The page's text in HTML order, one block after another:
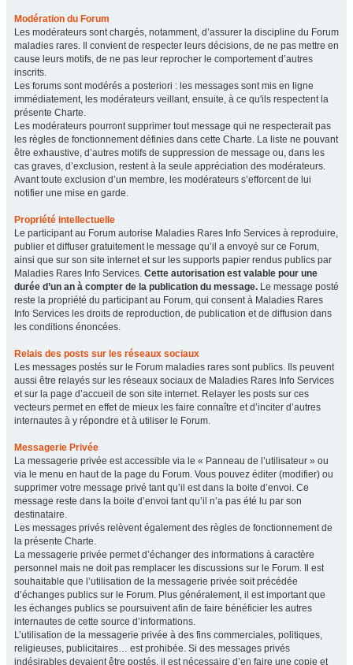
Modération du Forum
Les modérateurs sont chargés, notamment, d’assurer la discipline du Forum
maladies rares. Il convient de respecter leurs décisions, de ne pas mettre en
cause leurs motifs, de ne pas leur reprocher le comportement d’autres
inscrits.
Les forums sont modérés a posteriori : les messages sont mis en ligne
immédiatement, les modérateurs veillant, ensuite, à ce qu'ils respectent la
présente Charte.
Les modérateurs pourront supprimer tout message qui ne respecterait pas
les règles de fonctionnement définies dans cette Charte. La liste ne pouvant
être exhaustive, d’autres motifs de suppression de message ou, dans les
cas graves, d’exclusion, restent à la seule appréciation des modérateurs.
Avant toute exclusion d’un membre, les modérateurs s’efforcent de lui
notifier une mise en garde.
Propriété intellectuelle
Le participant au Forum autorise Maladies Rares Info Services à reproduire,
publier et diffuser gratuitement le message qu’il a envoyé sur ce Forum,
ainsi que sur son site internet et sur les supports papier rendus publics par
Maladies Rares Info Services. Cette autorisation est valable pour une
durée d’un an à compter de la publication du message. Le message posté
reste la propriété du participant au Forum, qui consent à Maladies Rares
Info Services les droits de reproduction, de publication et de diffusion dans
les conditions énoncées.
Relais des posts sur les réseaux sociaux
Les messages postés sur le Forum maladies rares sont publics. Ils peuvent
aussi être relayés sur les réseaux sociaux de Maladies Rares Info Services
et sur la page d’accueil de son site internet. Relayer les posts sur ces
vecteurs permet en effet de mieux les faire connaître et d’inciter d’autres
internautes à y répondre et à utiliser le Forum.
Messagerie Privée
La messagerie privée est accessible via le « Panneau de l’utilisateur » ou
via le menu en haut de la page du Forum. Vous pouvez éditer (modifier) ou
supprimer votre message privé tant qu’il est dans la boite d’envoi. Ce
message reste dans la boite d’envoi tant qu’il n’a pas été lu par son
destinataire.
Les messages privés relèvent également des règles de fonctionnement de
la présente Charte.
La messagerie privée permet d’échanger des informations à caractère
personnel mais ne doit pas remplacer les discussions sur le Forum. Il est
souhaitable que l’utilisation de la messagerie privée soit précédée
d’échanges publics sur le Forum. Plus généralement, il est important que
les échanges publics se poursuivent afin de faire bénéficier les autres
internautes de cette source d’informations.
L’utilisation de la messagerie privée à des fins commerciales, politiques,
religieuses, publicitaires… est prohibée. Si des messages privés
indésirables devaient être postés, il est nécessaire d’en faire une copie et